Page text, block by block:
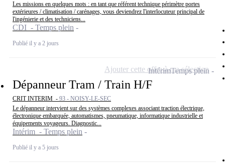
Les missions en quelques mots : en tant que référent technique périmètre portes
extérieures / climatisation / carénages, vous deviendrez l'interlocuteur principal de
l'ingénierie et des techniciens...
CDI - Temps plein
Publié il y a 2 jours
Dépanneur Tram / Train H/F
CRIT INTERIM - 93 - NOISY-LE-SEC
Le dépanneur intervient sur des systèmes complexes associant traction électrique,
électronique embarquée, automatismes, pneumatique, informatique industrielle et
équipements voyageurs. Diagnostic...
Intérim - Temps plein
Publié il y a 5 jours
IntérimTemps plein
Ajouter cette offre à ma sélection